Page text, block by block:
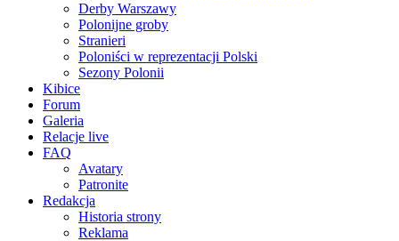
Derby Warszawy
Polonijne groby
Stranieri
Poloniści w reprezentacji Polski
Sezony Polonii
Kibice
Forum
Galeria
Relacje live
FAQ
Avatary
Patronite
Redakcja
Historia strony
Reklama